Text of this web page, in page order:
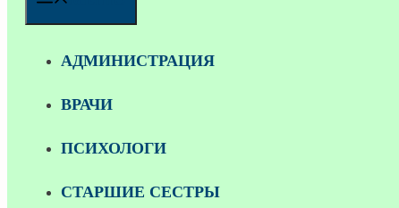
АДМИНИСТРАЦИЯ
ВРАЧИ
ПСИХОЛОГИ
СТАРШИЕ СЕСТРЫ